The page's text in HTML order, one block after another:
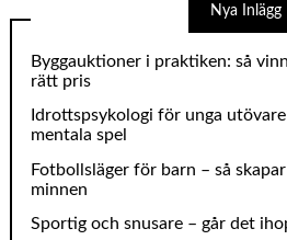
Nya Inlägg
Byggauktioner i praktiken: så
rätt pris
Idrottspsykologi för unga
mentala spel
Fotbollsläger för barn – så
minnen
Sportig och snusare – går det